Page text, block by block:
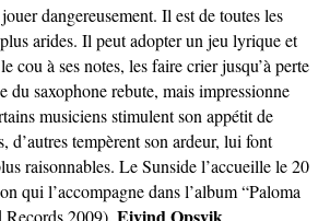
dangereusement. Il est de toutes les
arides. Il peut adopter un jeu lyrique et
cou à ses notes, les faire crier jusqu’à perte
du saxophone rebute, mais impressionne
musiciens stimulent son appétit de
d’autres tempèrent son ardeur, lui font
raisonnables. Le Sunside l’accueille le 20
qui l’accompagne dans l’album “Paloma
2009), Eivind Opsvik